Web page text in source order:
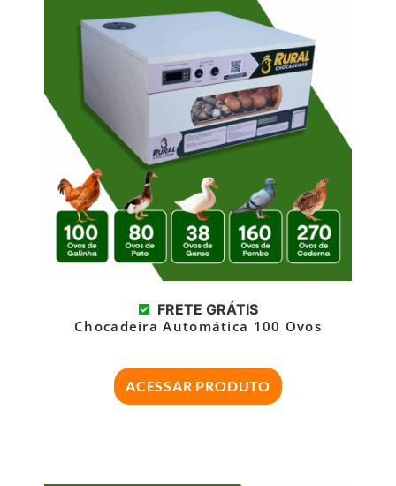
FRETE GRÁTIS
Chocadeira Automática 100 Ovos
ACESSAR PRODUTO